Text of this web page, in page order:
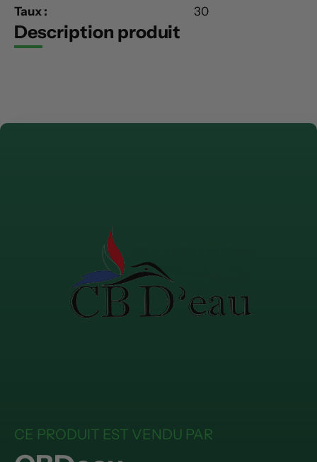
Taux :
30
Description produit
CE PRODUIT EST VENDU PAR